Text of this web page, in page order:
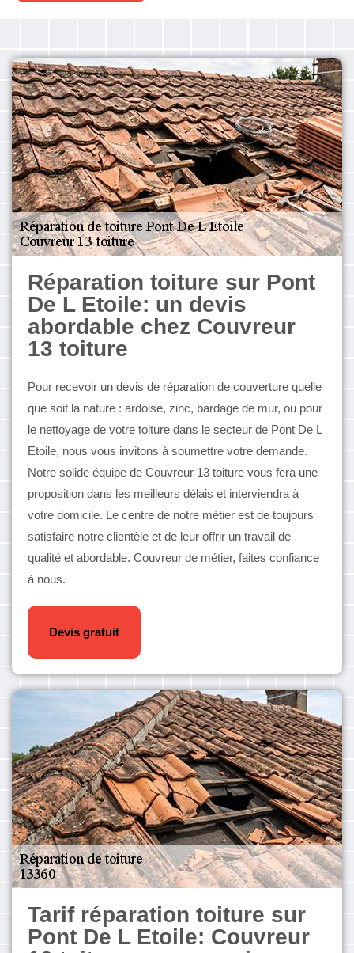
Réparation toiture sur Pont
De L Etoile: un devis
abordable chez Couvreur
13 toiture
Pour recevoir un devis de réparation de couverture quelle
que soit la nature : ardoise, zinc, bardage de mur, ou pour
le nettoyage de votre toiture dans le secteur de Pont De L
Etoile, nous vous invitons à soumettre votre demande.
Notre solide équipe de Couvreur 13 toiture vous fera une
proposition dans les meilleurs délais et interviendra à
votre domicile. Le centre de notre métier est de toujours
satisfaire notre clientèle et de leur offrir un travail de
qualité et abordable. Couvreur de métier, faites confiance
à nous.
Devis gratuit
Tarif réparation toiture sur
Pont De L Etoile: Couvreur